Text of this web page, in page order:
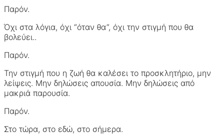
Παρόν.
Όχι στα λόγια, όχι “όταν θα”, όχι την στιγμή που θα
βολεύει..
Παρόν.
Την στιγμή που η ζωή θα καλέσει το προσκλητήριο, μην
λείψεις. Μην δηλώσεις απουσία. Μην δηλώσεις από
μακριά παρουσία.
Παρόν.
Στο τώρα, στο εδώ, στο σήμερα.